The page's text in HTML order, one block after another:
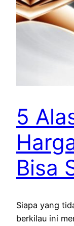
5
Bisa
Siapa yang
berkilau ini